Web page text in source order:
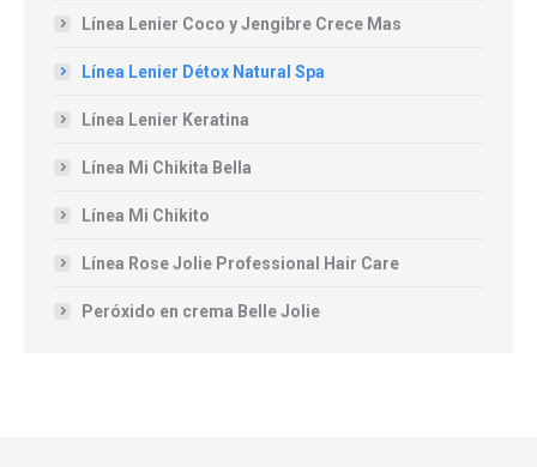
Línea Lenier Coco y Jengibre Crece Mas
Línea Lenier Détox Natural Spa
Línea Lenier Keratina
Línea Mi Chikita Bella
Línea Mi Chikito
Línea Rose Jolie Professional Hair Care
Peróxido en crema Belle Jolie